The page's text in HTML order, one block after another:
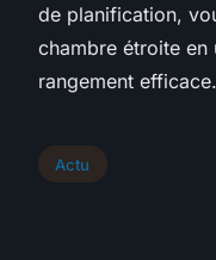
de planification,
chambre étroite en
rangement efficace.
Actu